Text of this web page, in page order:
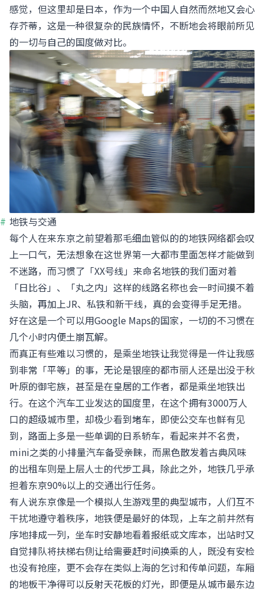
感觉，但这里却是日本，作为一个中国人自然而然地又会心
存芥蒂，这是一种很复杂的民族情怀，不断地会将眼前所见
的一切与自己的国度做对比。
地铁与交通
每个人在来东京之前望着那毛细血管似的的地铁网络都会叹
上一口气，无法想象在这世界第一大都市里面怎样才能做到
不迷路，而习惯了「XX号线」来命名地铁的我们面对着
「日比谷」、「丸之内」这样的线路名称也会一时间摸不着
头脑，再加上JR、私铁和新干线，真的会变得手足无措。
好在这是一个可以用Google Maps的国家，一切的不习惯在
几个小时内便土崩瓦解。
而真正有些难以习惯的，是乘坐地铁让我觉得是一件让我感
到非常「平等」的事，无论是银座的都市丽人还是出没于秋
叶原的御宅族，甚至是在皇居的工作者，都是乘坐地铁出
行。在这个汽车工业发达的国度里，在这个拥有3000万人
口的超级城市里，却极少看到堵车，即使公交车也鲜有见
到，路面上多是一些单调的日系轿车，看起来并不名贵，
mini之类的小排量汽车备受亲睐，而黑色散发着古典风味
的出租车则是上层人士的代步工具，除此之外，地铁几乎承
担着东京90%以上的交通出行任务。
有人说东京像是一个模拟人生游戏里的典型城市，人们互不
干扰地遵守着秩序，地铁便是最好的体现，上车之前井然有
序地排成一列，坐车时安静地看着报纸或文库本，出站时又
自觉排队将扶梯右侧让给需要赶时间换乘的人，既没有安检
也没有抢座，更不会存在类似上海的乞讨和传单问题，车厢
的地板干净得可以反射天花板的灯光，即便是从城市最东边